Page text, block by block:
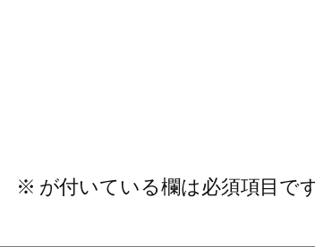
※ が付いている欄は必須項目で